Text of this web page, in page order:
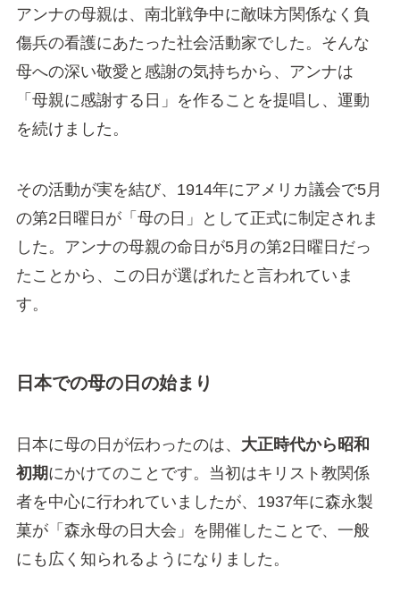
アンナの母親は、南北戦争中に敵味方関係なく負
傷兵の看護にあたった社会活動家でした。そんな
母への深い敬愛と感謝の気持ちから、アンナは
「母親に感謝する日」を作ることを提唱し、運動
を続けました。
その活動が実を結び、1914年にアメリカ議会で5月
の第2日曜日が「母の日」として正式に制定されま
した。アンナの母親の命日が5月の第2日曜日だっ
たことから、この日が選ばれたと言われていま
す。
日本での母の日の始まり
日本に母の日が伝わったのは、 大正時代から昭和
初期にかけてのことです。当初はキリスト教関係
者を中心に行われていましたが、1937年に森永製
菓が「森永母の日大会」を開催したことで、一般
にも広く知られるようになりました。